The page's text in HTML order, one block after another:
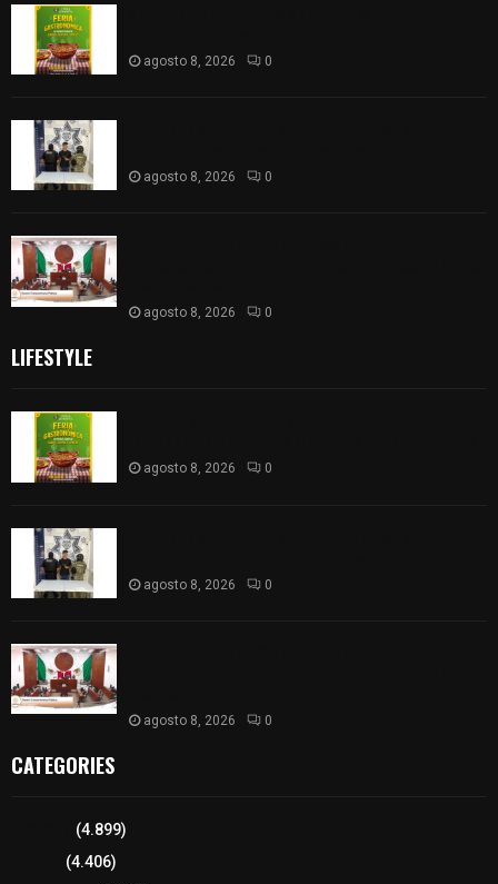
agosto 8, 2026 0
agosto 8, 2026 0
agosto 8, 2026 0
LIFESTYLE
agosto 8, 2026 0
agosto 8, 2026 0
agosto 8, 2026 0
CATEGORIES
(4.899)
(4.406)